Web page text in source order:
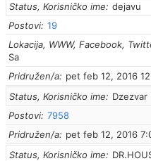
Status, Korisničko ime
dejavu
Postovi 19
Lokacija, WWW, Facebook,
Sa
Pridružen/a
pet feb 12, 2016
Status, Korisničko ime
Dzezvar
Postovi 7958
Pridružen/a
pet feb 12, 2016
Status, Korisničko ime